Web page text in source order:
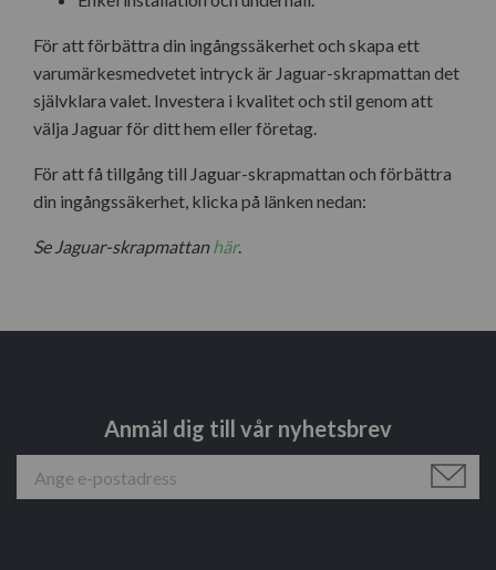
För att förbättra din ingångssäkerhet och skapa ett
varumärkesmedvetet intryck är Jaguar-skrapmattan det
självklara valet. Investera i kvalitet och stil genom att
välja Jaguar för ditt hem eller företag.
För att få tillgång till Jaguar-skrapmattan och förbättra
din ingångssäkerhet, klicka på länken nedan:
Se Jaguar-skrapmattanhär.
Anmäl dig till vår nyhetsbrev